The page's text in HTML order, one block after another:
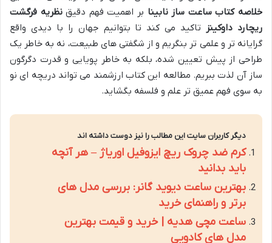
خلاصه کتاب ساعت ساز نابینا بر اهمیت فهم دقیقنظریه فرگشت
ریچارد داوکینز تاکید می کند تا بتوانیم جهان را با دیدی واقع
گرایانه تر و علمی تر بنگریم و از شگفتی های طبیعت، نه به خاطر یک
طراحی از پیش تعیین شده، بلکه به خاطر پویایی و قدرت دگرگون
ساز آن لذت ببریم. مطالعه این کتاب ارزشمند می تواند دریچه ای نو
به سوی فهم عمیق تر علم و فلسفه بگشاید.
دیگر کاربران سایت این مطالب را نیز دوست داشته اند
کرم ضد چروک ریچ ایزوفیل اوریاژ – هر آنچه
باید بدانید
بهترین ساعت دیوید گانر: بررسی مدل های
برتر و راهنمای خرید
ساعت مچی هدیه | خرید و قیمت بهترین
مدل های کادویی